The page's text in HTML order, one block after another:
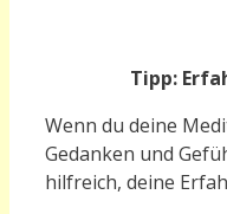
Tipp:
Wenn du deine
Gedanken und
hilfreich, deine